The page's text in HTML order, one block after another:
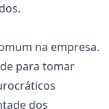
na empresa.
para tomar
dos